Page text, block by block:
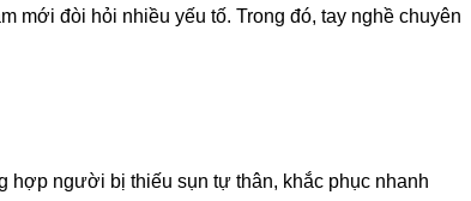
mới đòi hỏi nhiều yếu tố. Trong đó, tay nghề chuyên
người bị thiếu sụn tự thân, khắc phục nhanh